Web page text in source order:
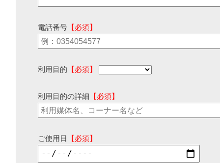
電話番号 【必須】
利用目的 【必須】
利用目的の詳細 【必須】
ご使用日 【必須】